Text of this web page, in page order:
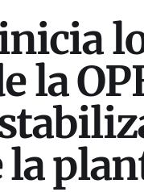
la
la